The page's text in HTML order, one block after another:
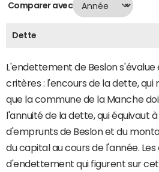
Comparer avec
Dette
L'endettement de Beslon s'évalue
critères : l'encours de la dette,
que la commune de la Manche
l'annuité de la dette, qui équivaut
d'emprunts de Beslon et du
du capital au cours de l'année. Les
d'endettement qui figurent sur